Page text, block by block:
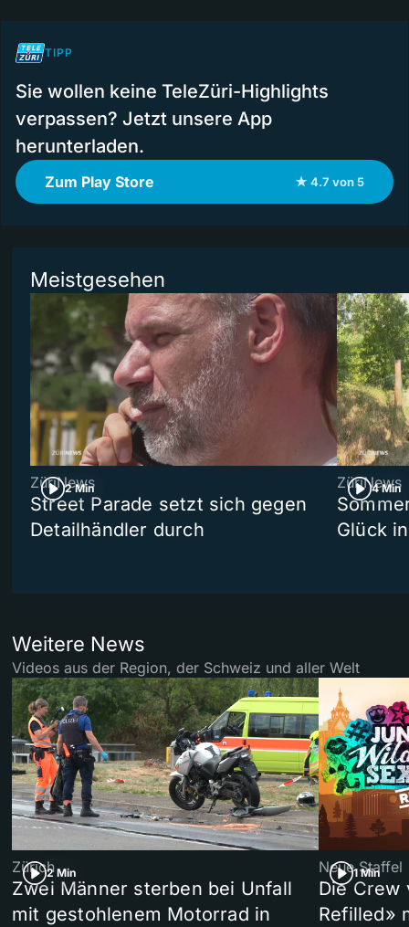
TIPP
Sie wollen keine TeleZüri-Highlights
verpassen? Jetzt unsere App
herunterladen.
Zum Play Store ★ 4.7 von 5
Meistgesehen
2 Min
ZüriNews
Street Parade setzt sich gegen
Detailhändler durch
4 Min
ZüriNews
Glück
Weitere News
Videos aus der Region, der Schweiz und aller Welt
2 Min
Zürich
Zwei Männer sterben bei Unfall
mit gestohlenem Motorrad in
1 Min
Neue Staffel
Die Crew
Refilled»